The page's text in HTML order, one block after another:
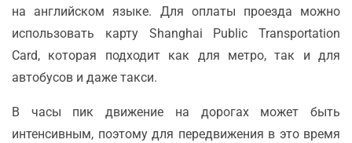
на английском языке. Для оплаты проезда можно
использовать карту Shanghai Public Transportation
Card, которая подходит как для метро, так и для
автобусов и даже такси.
В часы пик движение на дорогах может быть
интенсивным, поэтому для передвижения в это время